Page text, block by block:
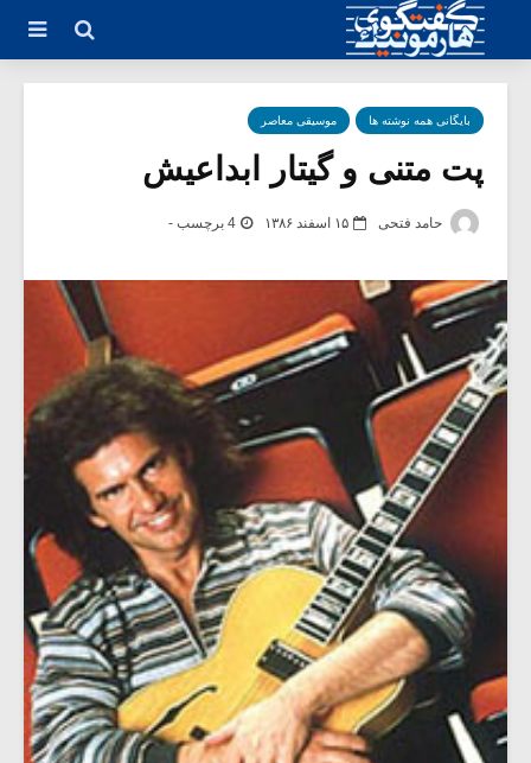
بایگانی همه نوشته ها موسیقی معاصر
پت متنی و گیتار ابداعیش
حامد فتحی ۱۵ اسفند ۱۳۸۶ 4 برچسب -